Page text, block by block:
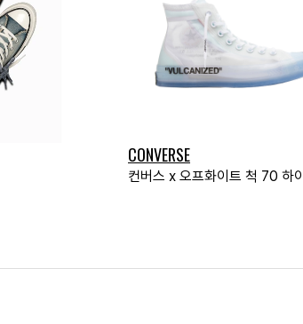
CONVERSE
컨버스 x 오프화이트 척 70 하